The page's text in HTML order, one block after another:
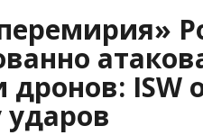
дронов: ISW
ударов